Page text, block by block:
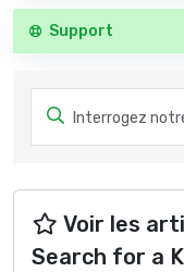
Support
Voir les
Search for a